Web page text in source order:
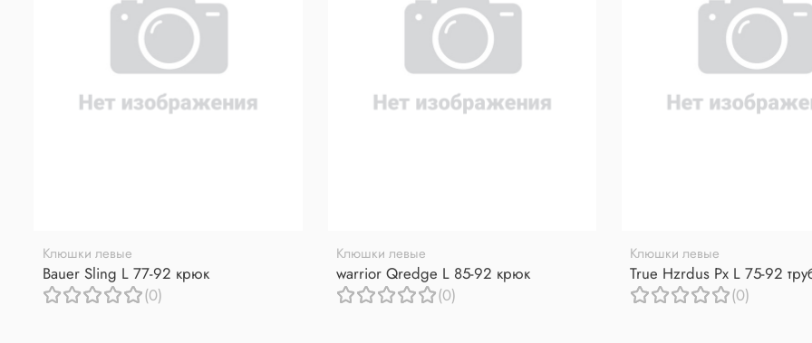
Клюшки левые
Bauer Sling L 77-92 крюк
(0)
Клюшки левые
warrior Qredge L 85-92 крюк
(0)
Клюшки левые
True Hzrdus Px L 75-92
(0)